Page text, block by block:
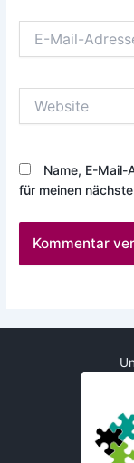
Mail-
Name, E-
für meinen